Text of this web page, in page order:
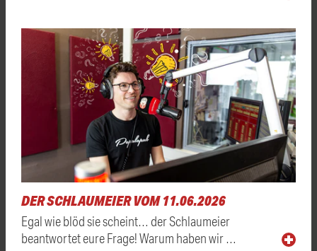
DER SCHLAUMEIER VOM 11.06.2026
Egal wie blöd sie scheint… der Schlaumeier
beantwortet eure Frage! Warum haben wir …